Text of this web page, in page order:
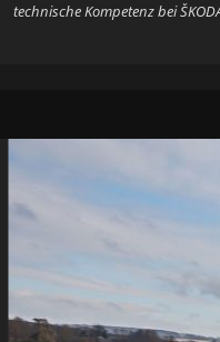
technische Kompetenz bei